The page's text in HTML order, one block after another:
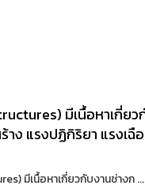
มีเนื้อหาเกี่ยว
ง แรงปฏิกิริยา แรงเฉื
มีเนื้อหาเกี่ยวกับงานช่างก ...